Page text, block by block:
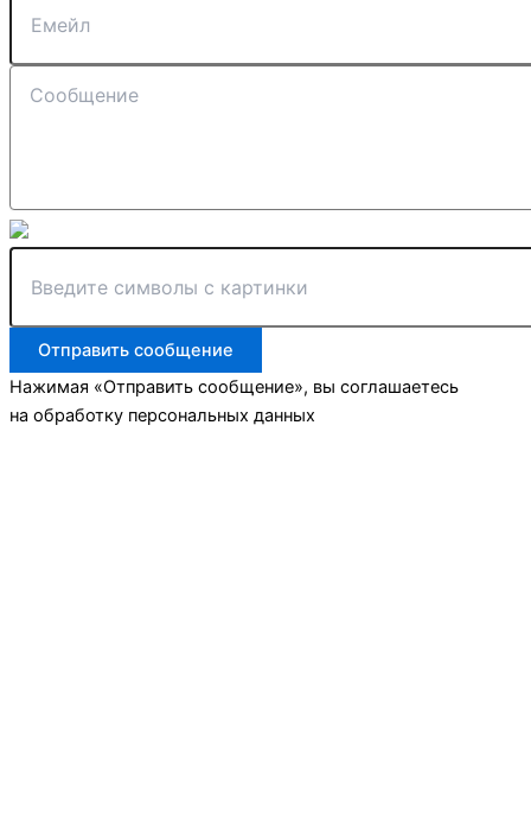
Отправить сообщение
Нажимая «Отправить сообщение», вы соглашаетесь
на обработку персональных данных